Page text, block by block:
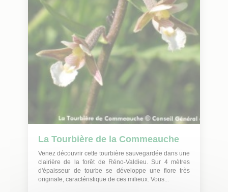
La Tourbière de la Commeauche
Venez découvrir cette tourbière sauvegardée dans une
clairière de la forêt de Réno-Valdieu. Sur 4 mètres
d'épaisseur de tourbe se développe une flore très
originale, caractéristique de ces milieux. Vous...